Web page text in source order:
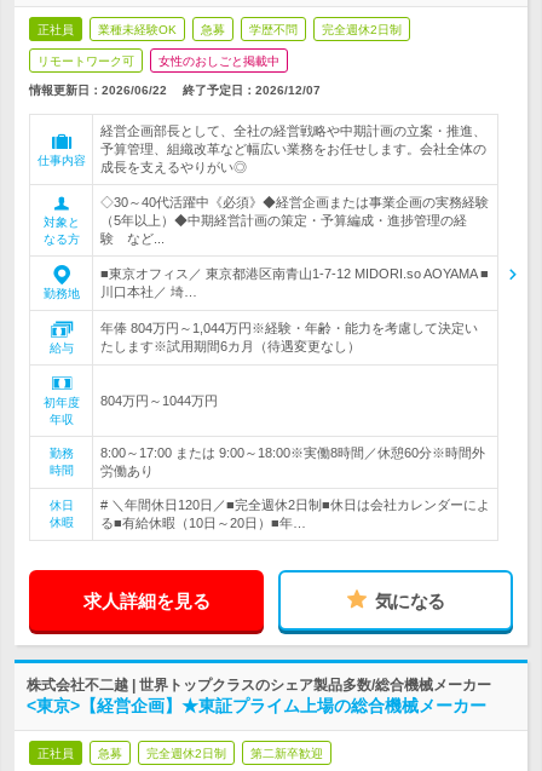
正社員 業種未経験OK 急募 学歴不問 完全週休2日制
リモートワーク可 女性のおしごと掲載中
情報更新日：2026/06/22 終了予定日： 2026/12/07
仕事内容
経営企画部長として、全社の経営戦略や中期計画の立案・推進、
予算管理、組織改革など幅広い業務をお任せします。会社全体の
成長を支えるやりがい◎
対象と
なる方
◇30～40代活躍中《必須》◆経営企画または事業企画の実務経験
（5年以上）◆中期経営計画の策定・予算編成・進捗管理の経
験 など...
勤務地
■東京オフィス／ 東京都港区南青山1-7-12 MIDORI.so AOYAMA ■
川口本社／ 埼…
給与
年俸 804万円～1,044万円※経験・年齢・能力を考慮して決定い
たします※試用期間6カ月（待遇変更なし）
初年度
年収
804万円～1044万円
勤務
時間
8:00～17:00 または 9:00～18:00※実働8時間／休憩60分※時間外
労働あり
休日
休暇
# ＼年間休日120日／■完全週休2日制■休日は会社カレンダーによ
る■有給休暇（10日～20日）■年…
求人詳細を見る 気になる
株式会社不二越 | 世界トップクラスのシェア製品多数/総合機械メーカー
<東京>【経営企画】★東証プライム上場の総合機械メーカー
正社員 急募 完全週休2日制 第二新卒歓迎